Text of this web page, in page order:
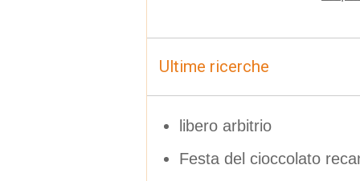
Ultime ricerche
libero arbitrio
Festa del cioccolato